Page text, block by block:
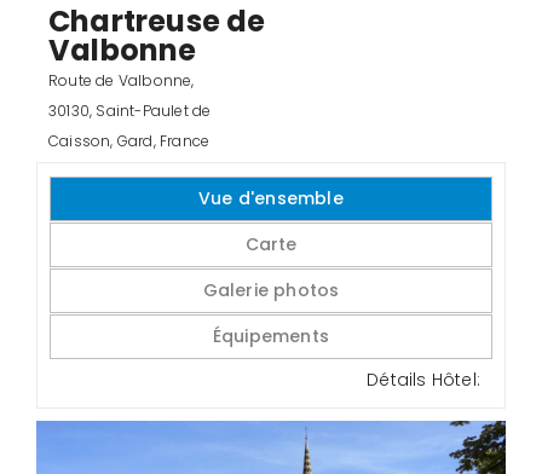
Chartreuse de
Valbonne
Route de Valbonne,
30130, Saint-Paulet de
Caisson, Gard, France
Vue d'ensemble
Carte
Galerie photos
Équipements
Détails Hôtel: